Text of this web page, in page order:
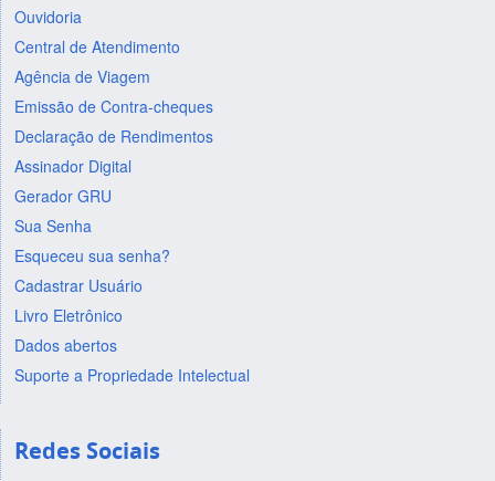
Ouvidoria
Central de Atendimento
Agência de Viagem
Emissão de Contra-cheques
Declaração de Rendimentos
Assinador Digital
Gerador GRU
Sua Senha
Esqueceu sua senha?
Cadastrar Usuário
Livro Eletrônico
Dados abertos
Suporte a Propriedade Intelectual
Redes Sociais